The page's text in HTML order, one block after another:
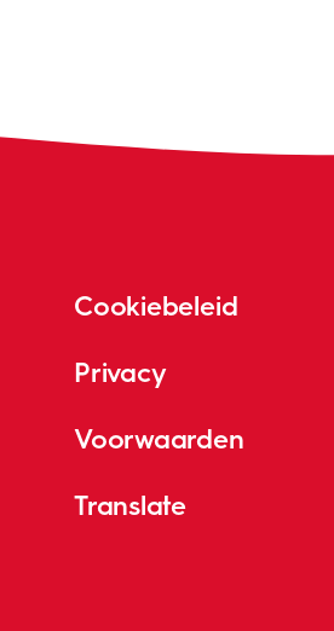
Cookiebeleid
Privacy
Voorwaarden
Translate